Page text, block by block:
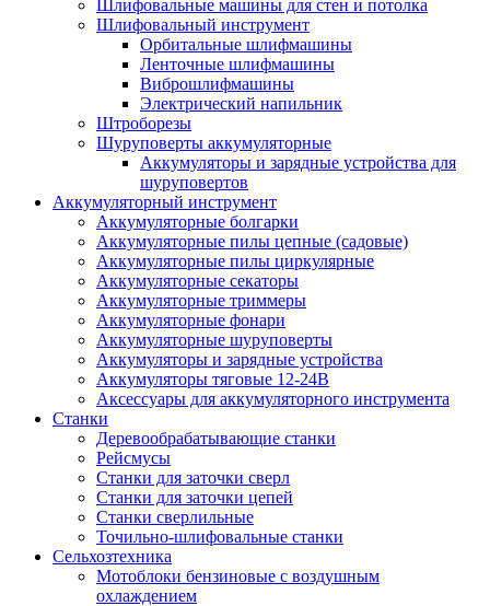
Шлифовальные машины для стен и потолка
Шлифовальный инструмент
Орбитальные шлифмашины
Ленточные шлифмашины
Виброшлифмашины
Электрический напильник
Штроборезы
Шуруповерты аккумуляторные
Аккумуляторы и зарядные устройства для
шуруповертов
Аккумуляторный инструмент
Аккумуляторные болгарки
Аккумуляторные пилы цепные (садовые)
Аккумуляторные пилы циркулярные
Аккумуляторные секаторы
Аккумуляторные триммеры
Аккумуляторные фонари
Аккумуляторные шуруповерты
Аккумуляторы и зарядные устройства
Аккумуляторы тяговые 12-24В
Аксессуары для аккумуляторного инструмента
Станки
Деревообрабатывающие станки
Рейсмусы
Станки для заточки сверл
Станки для заточки цепей
Станки сверлильные
Точильно-шлифовальные станки
Сельхозтехника
Мотоблоки бензиновые с воздушным
охлаждением